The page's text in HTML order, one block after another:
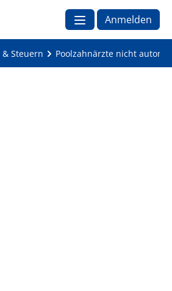
Anmelden
& Steuern Poolzahnärzte nicht